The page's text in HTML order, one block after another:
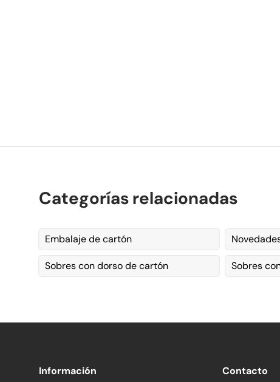
Categorías relacionadas
Embalaje de cartón
Sobres con dorso de cartón Sobres
Información Contacto